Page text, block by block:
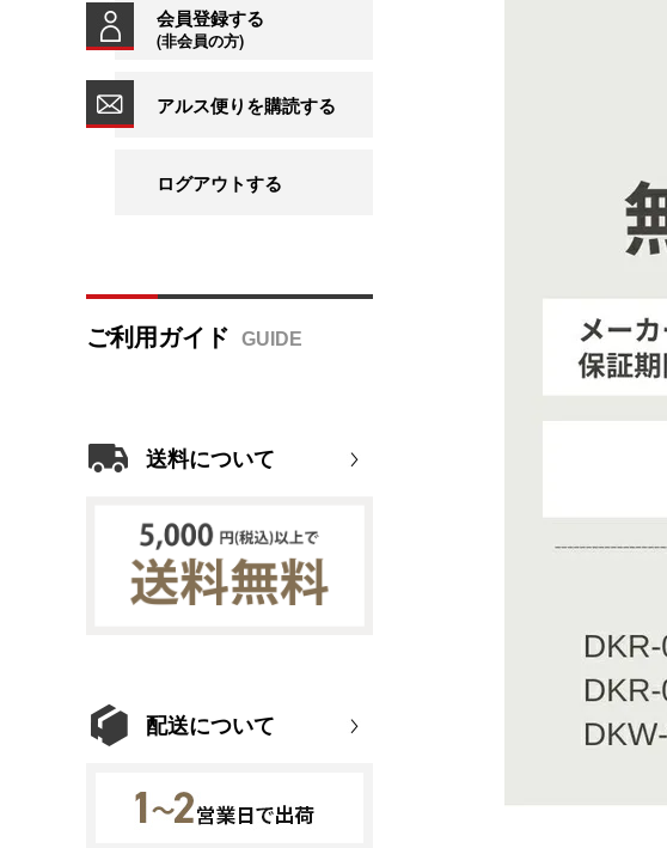
会員登録する
(非会員の方)
アルス便りを購読する
ログアウトする
ご利用ガイド
送料について
配送について